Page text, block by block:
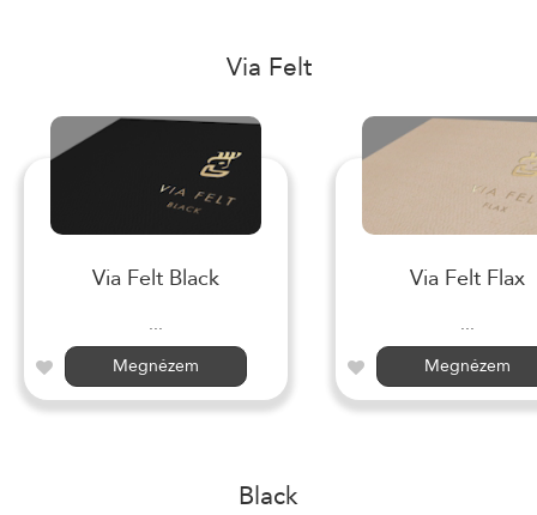
Via Felt
Via Felt Black
...
Megnézem
Via Felt Flax
...
Megnézem
Black